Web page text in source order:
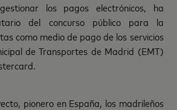
los pagos electrónicos, ha
del concurso público para la
como medio de pago de los servicios
de Transportes de Madrid (EMT)
pionero en España, los madrileños